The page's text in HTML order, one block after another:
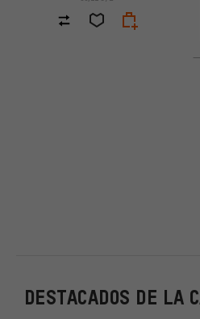
DESTACADOS DE LA